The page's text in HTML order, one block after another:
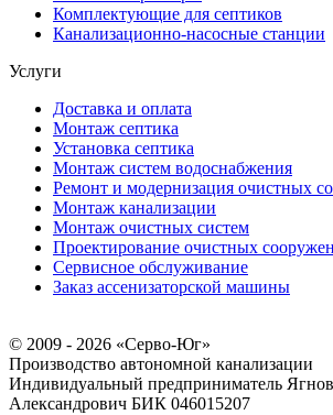
Комплектующие для септиков
Канализационно-насосные станции
Услуги
Доставка и оплата
Монтаж септика
Установка септика
Монтаж систем водоснабжения
Ремонт и модернизация очистных
Монтаж канализации
Монтаж очистных систем
Проектирование очистных
Сервисное обслуживание
Заказ ассенизаторской машины
© 2009 - 2026 «Серво-Юг»
Производство автономной канализации
Индивидуальный предприниматель
Александрович БИК 046015207